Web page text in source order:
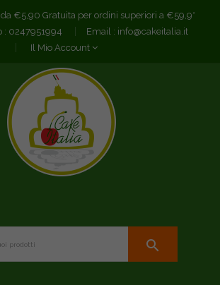
€5,90 Gratuita per ordini superiori a €59,9*
: 0247951994 Email : info@cakeitalia.it
Il Mio Account
search